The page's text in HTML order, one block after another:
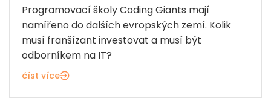
Programovací školy Coding Giants mají
namířeno do dalších evropských zemí. Kolik
musí franšízant investovat a musí být
odborníkem na IT?
číst více